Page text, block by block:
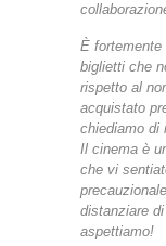
È fortemente
biglietti che
rispetto al
acquistato
chiediamo di
Il cinema è
che vi
distanziare
aspettiamo!